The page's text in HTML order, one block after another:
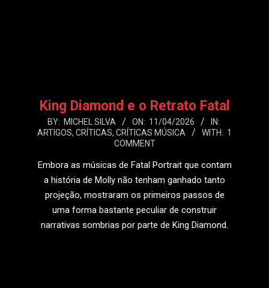
King Diamond e o Retrato Fatal
2026-
04-
BY: MICHEL SILVA ON: 11/04/2026
IN:
ARTIGOS, CRÍTICAS, CRÍTICAS MÚSICA WITH: 1
COMMENT
Embora as músicas de Fatal Portrait que contam
a história de Molly não tenham ganhado tanto
projeção, mostraram os primeiros passos de
uma forma bastante peculiar de construir
narrativas sombrias por parte de King Diamond.